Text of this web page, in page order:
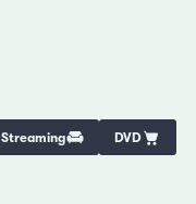
Streaming DVD